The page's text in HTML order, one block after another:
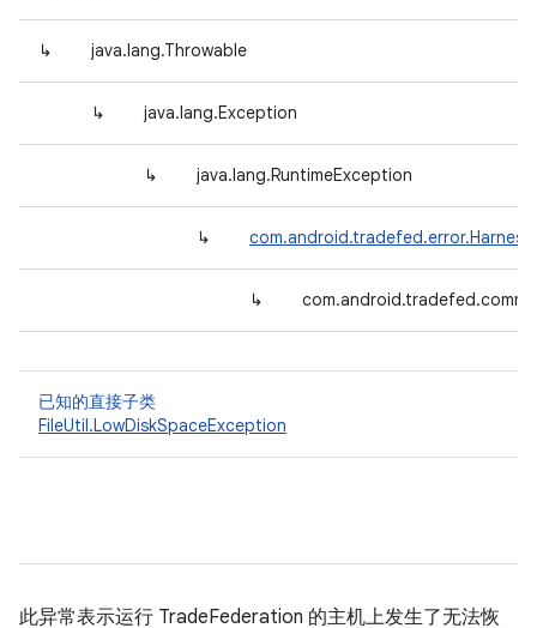
↳ java.lang.Throwable
↳ java.lang.Exception
↳ java.lang.RuntimeException
↳
↳
已知的直接子类
FileUtil.LowDiskSpaceException
此异常表示运行 TradeFederation 的主机上发生了无法恢